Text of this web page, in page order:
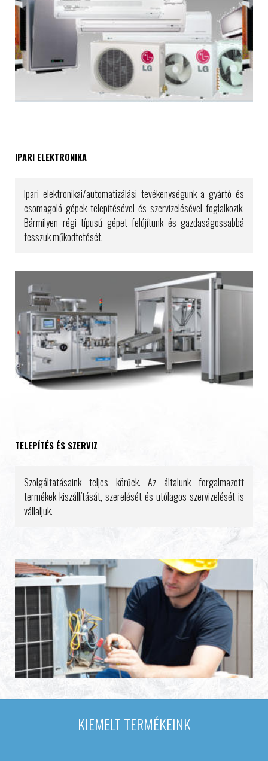
IPARI ELEKTRONIKA
Ipari elektronikai/automatizálási tevékenységünk a gyártó és
csomagoló gépek telepítésével és szervizelésével foglalkozik.
Bármilyen régi típusú gépet felújítunk és gazdaságossabbá
tesszük működtetését.
TELEPÍTÉS ÉS SZERVIZ
Szolgáltatásaink teljes körűek. Az általunk forgalmazott
termékek kiszállítását, szerelését és utólagos szervizelését is
vállaljuk.
KIEMELT TERMÉKEINK